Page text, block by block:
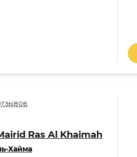
Ras Al Khaimah
Хайма